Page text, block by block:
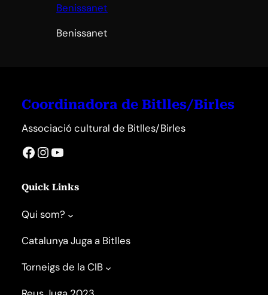
Benissanet
Benissanet
Coordinadora de Bitlles/Birles
Associació cultural de Bitlles/Birles
Facebook InstagramYouTube
Quick Links
Qui som?
Catalunya Juga a Bitlles
Torneigs de la CIB